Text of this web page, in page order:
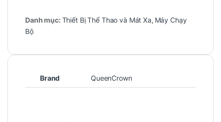
Danh mục:Thiết Bị Thể Thao và Mát Xa, Máy Chạy
Bộ
Brand QueenCrown